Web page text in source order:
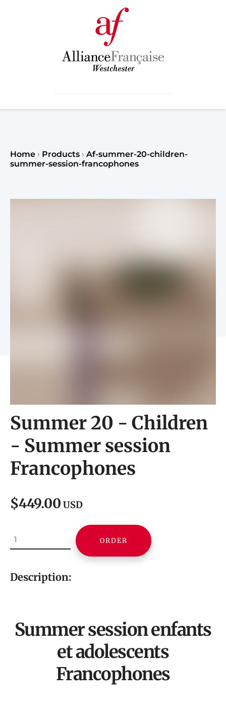
Home › Products › Af-summer-20-children-
summer-session-francophones
Summer 20 - Children
- Summer session
Francophones
$449.00 USD
ORDER
Description:
Summer session enfants
et adolescents
Francophones